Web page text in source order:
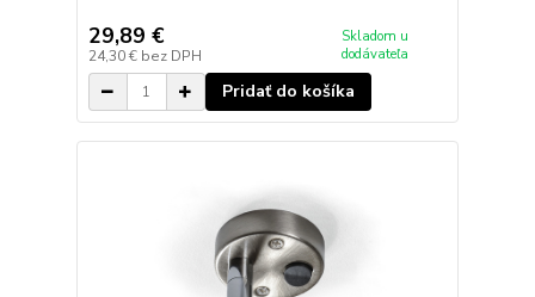
29,89 €
24,30 € bez DPH
Skladom u
dodávateľa
Pridať do košíka